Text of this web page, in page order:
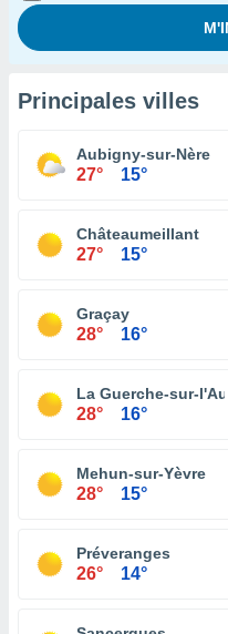
Principales villes
Aubigny-sur-Nère
27° 15°
Châteaumeillant
27° 15°
Graçay
28° 16°
La Guerche-sur-
28° 16°
Mehun-sur-Yèvre
28° 15°
Préveranges
26° 14°